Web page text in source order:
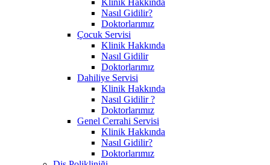
Nasıl Gidilir?
Doktorlarımız
Çocuk Servisi
Klinik Hakkında
Nasıl Gidilir
Doktorlarımız
Dahiliye Servisi
Klinik Hakkında
Nasıl Gidilir ?
Doktorlarımız
Genel Cerrahi Servisi
Klinik Hakkında
Nasıl Gidilir?
Doktorlarımız